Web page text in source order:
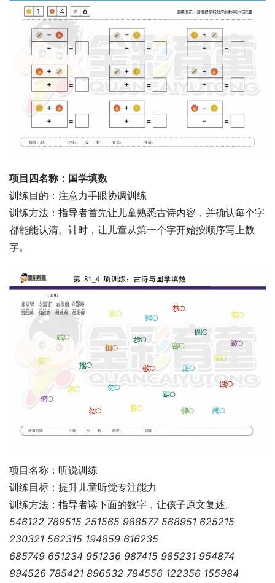
项目四名称：国学填数
训练目的：注意力手眼协调训练
训练方法：指导者首先让儿童熟悉古诗内容，并确认每个字
都能能认清。计时，让儿童从第一个字开始按顺序写上数
字。
项目名称：听说训练
训练目标：提升儿童听觉专注能力
训练方法：指导者读下面的数字，让孩子原文复述。
546122 789515 251565 988577 568951 625215
230321 562315 194859 616235
685749 651234 951236 987415 985231 954874
894526 785421 896532 784556 122356 155984